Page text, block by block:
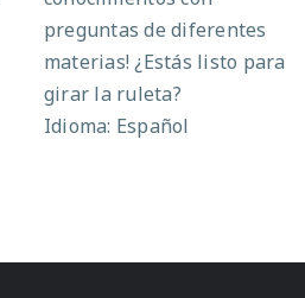
preguntas de diferentes
materias! ¿Estás listo para
girar la ruleta?
Idioma: Español